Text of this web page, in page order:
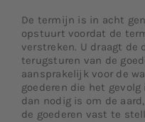
De termijn is in acht
opstuurt voordat de
verstreken. U draagt de
terugsturen van de
aansprakelijk voor de
goederen die het
dan nodig is om de
de goederen vast te